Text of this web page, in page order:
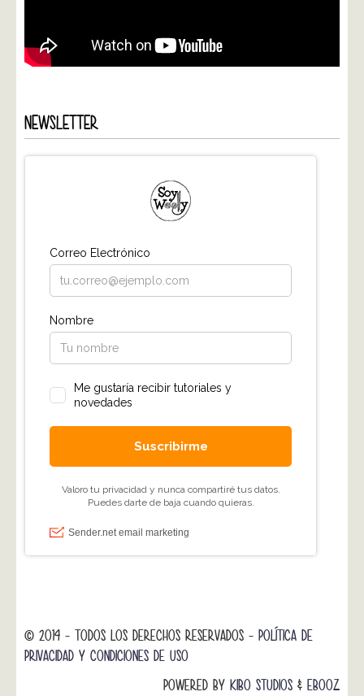
NEWSLETTER
© 2014 - TODOS LOS DERECHOS RESERVADOS - POLÍTICA DE
PRIVACIDAD Y CONDICIONES DE USO
POWERED BY KIBO STUDIOS & EBOOZ